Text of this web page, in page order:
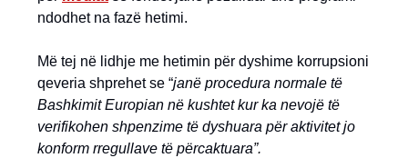
ndodhet na fazë hetimi.
Më tej në lidhje me hetimin për dyshime korrupsioni
qeveria shprehet se “janë procedura normale të
Bashkimit Europian në kushtet kur ka nevojë të
verifikohen shpenzime të dyshuara për aktivitet jo
konform rregullave të përcaktuara”.